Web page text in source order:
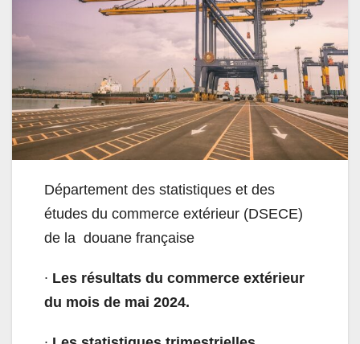
Département des statistiques et des
études du commerce extérieur (DSECE)
de la douane française
∙ Les résultats du commerce extérieur
du mois de mai 2024.